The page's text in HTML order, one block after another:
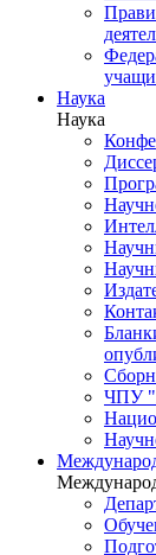
Наука
Наука
ЧПУ